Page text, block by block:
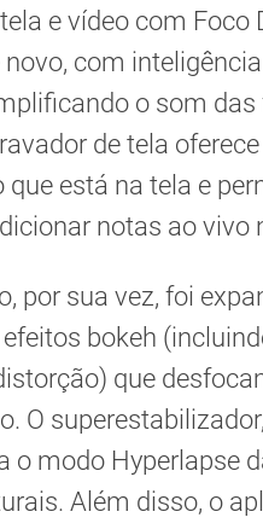
e vídeo com Foco
com
o som
de tela
está na tela e
notas ao vivo
por sua vez, foi
bokeh
que
O
o modo Hyperlapse
Além disso, o